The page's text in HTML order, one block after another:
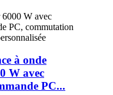
à onde
W avec
PC...